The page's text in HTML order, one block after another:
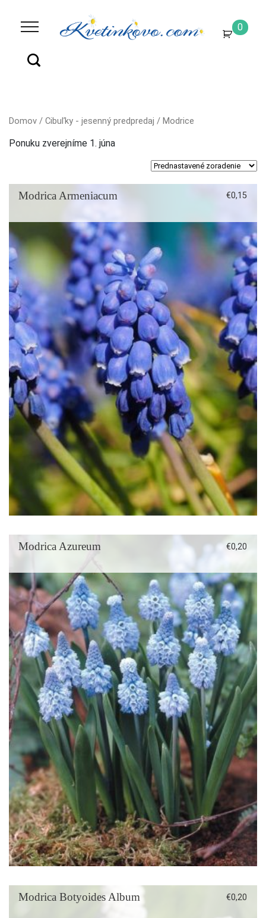
0
Domov / Cibuľky - jesenný predpredaj / Modrice
Ponuku zverejníme 1. júna
Modrica Armeniacum €0,15
Modrica Azureum €0,20
Modrica Botyoides Album €0,20